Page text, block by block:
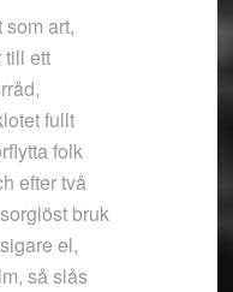
art,
till ett
fullt
folk
efter två
bruk
el,
så slås